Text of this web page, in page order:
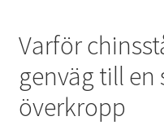
Varför
genväg till en
överkropp